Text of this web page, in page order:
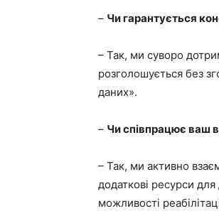
– Чи гарантується
– Так, ми суворо
розголошується без
даних».
– Чи співпрацює ваш
– Так, ми активно
додаткові ресурси
можливості